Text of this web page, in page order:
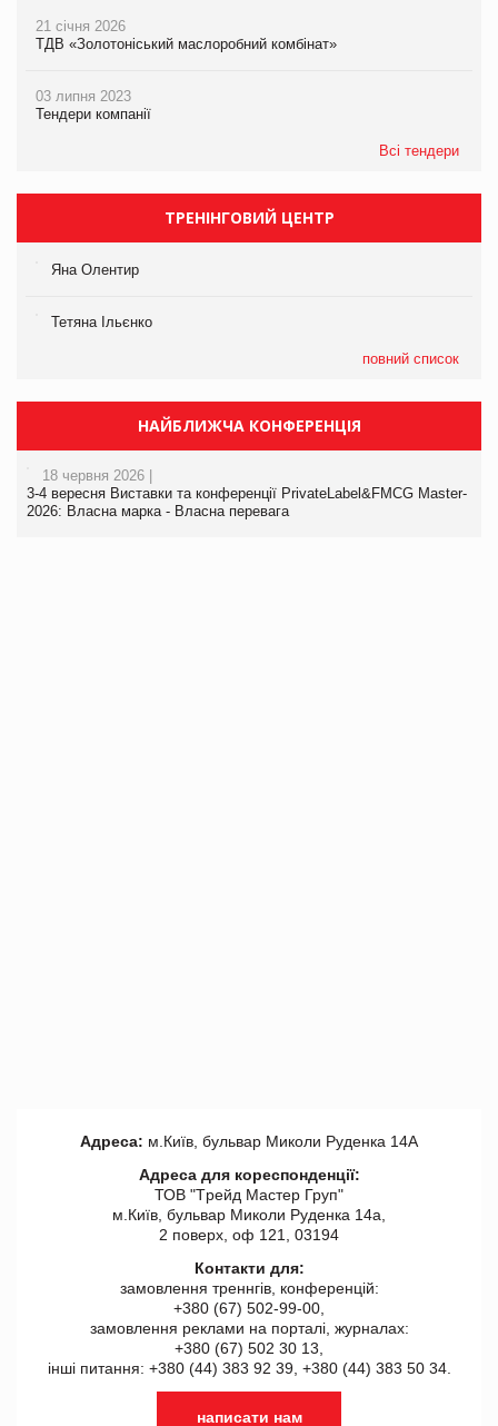
21 січня 2026
ТДВ «Золотоніський маслоробний комбінат»
03 липня 2023
Тендери компанії
Всі тендери
ТРЕНІНГОВИЙ ЦЕНТР
Яна Олентир
Тетяна Ільєнко
повний список
НАЙБЛИЖЧА КОНФЕРЕНЦІЯ
18 червня 2026 |
3-4 вересня Виставки та конференції PrivateLabel&FMCG Master-
2026: Власна марка - Власна перевага
Адреса: м.Київ, бульвар Миколи Руденка 14А
Адреса для кореспонденції:
ТОВ "Tрейд Мастер Груп"
м.Київ, бульвар Миколи Руденка 14а,
2 поверх, оф 121, 03194
Контакти для:
замовлення треннгів, конференцій:
+380 (67) 502-99-00,
замовлення реклами на порталі, журналах:
+380 (67) 502 30 13,
інші питання: +380 (44) 383 92 39, +380 (44) 383 50 34.
написати нам